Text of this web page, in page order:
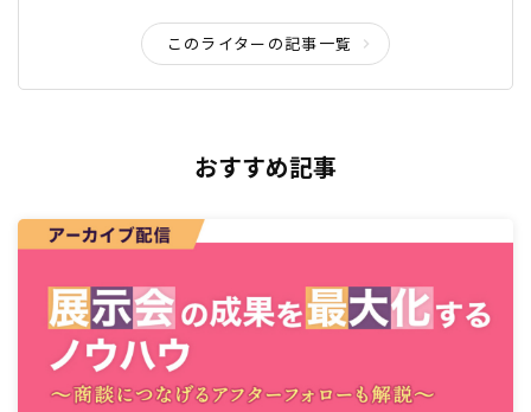
このライターの記事一覧
おすすめ記事